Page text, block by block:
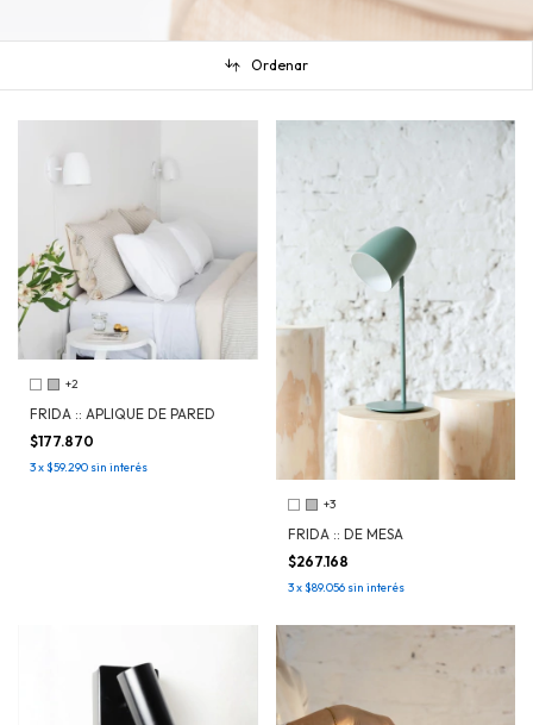
Ordenar
+2
FRIDA :: APLIQUE DE PARED
$177.870
3x$59.290 sin interés
+3
FRIDA :: DE MESA
$267.168
3x$89.056 sin interés